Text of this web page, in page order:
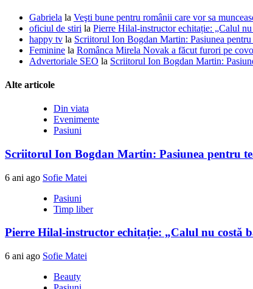
Gabriela la Veşti bune pentru românii care vor sa
oficiul de stiri la Pierre Hilal-instructor echitație: „Calul
happy tv la Scriitorul Ion Bogdan Martin: Pasiunea
Feminine la Românca Mirela Novak a făcut furori pe
Advertoriale SEO la Scriitorul Ion Bogdan Martin:
Alte articole
Din viata
Evenimente
Pasiuni
Scriitorul Ion Bogdan Martin: Pasiunea pentru
6 ani ago Sofie Matei
Pasiuni
Timp liber
Pierre Hilal-instructor echitație: „Calul nu costă
6 ani ago Sofie Matei
Beauty